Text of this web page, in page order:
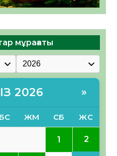
мұрағаты
2026 »
БС ЖМ СБ ЖС
1 2